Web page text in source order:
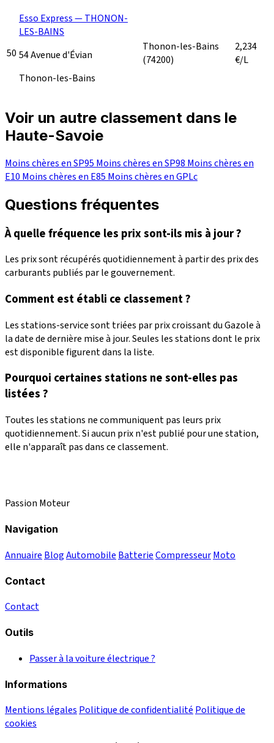
50
Esso Express — THONON-
LES-BAINS
54 Avenue d'Évian
Thonon-les-Bains
Thonon-les-Bains
(74200)
2,234
€/L
Voir un autre classement dans le
Haute-Savoie
Moins chères en SP95 Moins chères en SP98 Moins chères en
E10 Moins chères en E85 Moins chères en GPLc
Questions fréquentes
À quelle fréquence les prix sont-ils mis à jour ?
Les prix sont récupérés quotidiennement à partir des prix des
carburants publiés par le gouvernement.
Comment est établi ce classement ?
Les stations-service sont triées par prix croissant du Gazole à
la date de dernière mise à jour. Seules les stations dont le prix
est disponible figurent dans la liste.
Pourquoi certaines stations ne sont-elles pas
listées ?
Toutes les stations ne communiquent pas leurs prix
quotidiennement. Si aucun prix n'est publié pour une station,
elle n'apparaît pas dans ce classement.
Passion Moteur
Navigation
Annuaire BlogAutomobile BatterieCompresseurMoto
Contact
Contact
Outils
Passer à la voiture électrique ?
Informations
Mentions légales Politique de confidentialité Politique de
cookies